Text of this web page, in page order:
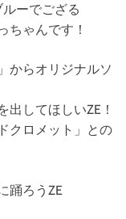
ーでござる
ちゃんです！
からオリジナルソ
出してほしいZE！
クロメット」との
踊ろうZE